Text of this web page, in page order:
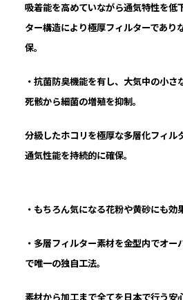
吸着能を高めていながら通気特性を低
ター構造により極厚フィルターであり
保。
・抗菌防臭機能を有し、大気中の小
死骸から細菌の増殖を抑制。
分級したホコリを極厚な多層化フィル
通気性能を持続的に確保。
・もちろん気になる花粉や黄砂にも効
・多層フィルター素材を金型内でオ
で唯一の独自工法。
素材から加工まで全てを日本で行う安